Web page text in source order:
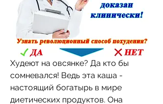
Худеют на овсянке? Да кто бы
сомневался! Ведь эта каша -
настоящий богатырь в мире
диетических продуктов. Она